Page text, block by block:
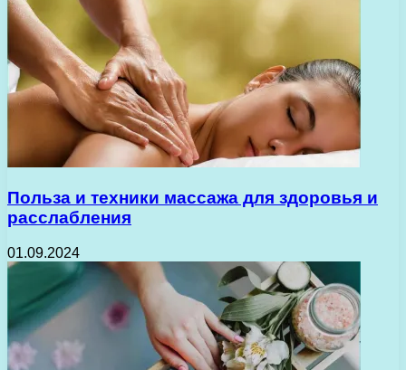
Польза и техники массажа для здоровья и
расслабления
01.09.2024